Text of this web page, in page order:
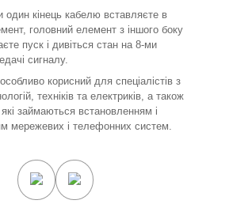
один кінець кабелю вставляєте в
головний елемент з іншого боку
пуск і дивіться стан на 8-ми
сигналу.
корисний для спеціалістів з
техніків та електриків, а також
займаються встановленням і
мережевих і телефонних систем.